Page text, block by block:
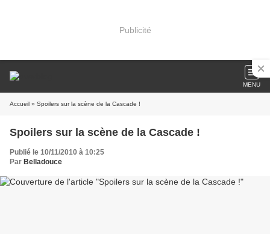
Publicité
MENU
Accueil » Spoilers sur la scène de la Cascade !
Spoilers sur la scène de la Cascade !
Publié le 10/11/2010 à 10:25
Par Belladouce